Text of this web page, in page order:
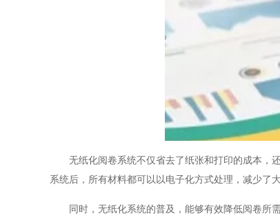
无纸化阅卷系统不仅省去了纸张和打印的成本，还
系统后，所有材料都可以以电子化方式处理，减少了
同时，无纸化系统的普及，能够有效降低阅卷所需